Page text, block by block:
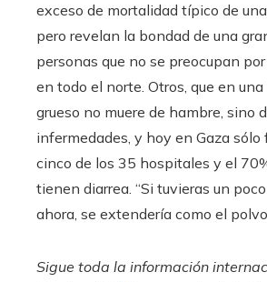
exceso de mortalidad típico de
pero revelan la bondad de una
personas que no se preocupan
en todo el norte. Otros, que en
grueso no muere de hambre, sino
infermedades, y hoy en Gaza
cinco de los 35 hospitales y el
tienen diarrea. “Si tuvieras un
ahora, se extendería como el
Sigue toda la información